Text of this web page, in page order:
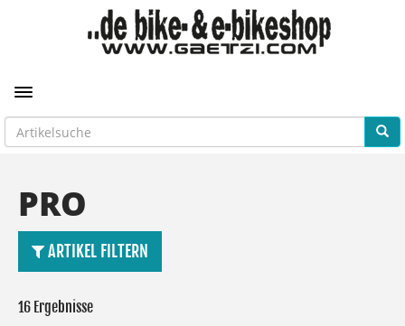
Toggle navigation
PRO
ARTIKEL FILTERN
16 Ergebnisse